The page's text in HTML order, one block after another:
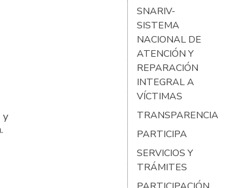
y
SNARIV-
SISTEMA
NACIONAL DE
ATENCIÓN Y
REPARACIÓN
INTEGRAL A
VÍCTIMAS
TRANSPARENCIA
PARTICIPA
SERVICIOS Y
TRÁMITES